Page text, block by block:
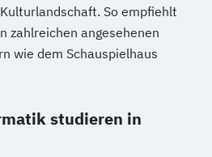
So empfiehlt
zahlreichen angesehenen
wie dem Schauspielhaus
studieren in